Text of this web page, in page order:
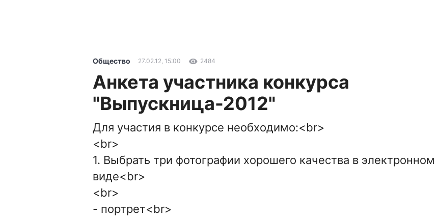
Общество 27.02.12, 15:00 2484
Анкета участника конкурса
"Выпускница-2012"
Для участия в конкурсе необходимо:<br>
<br>
1. Выбрать три фотографии хорошего качества в электронном
виде<br>
<br>
- портрет<br>